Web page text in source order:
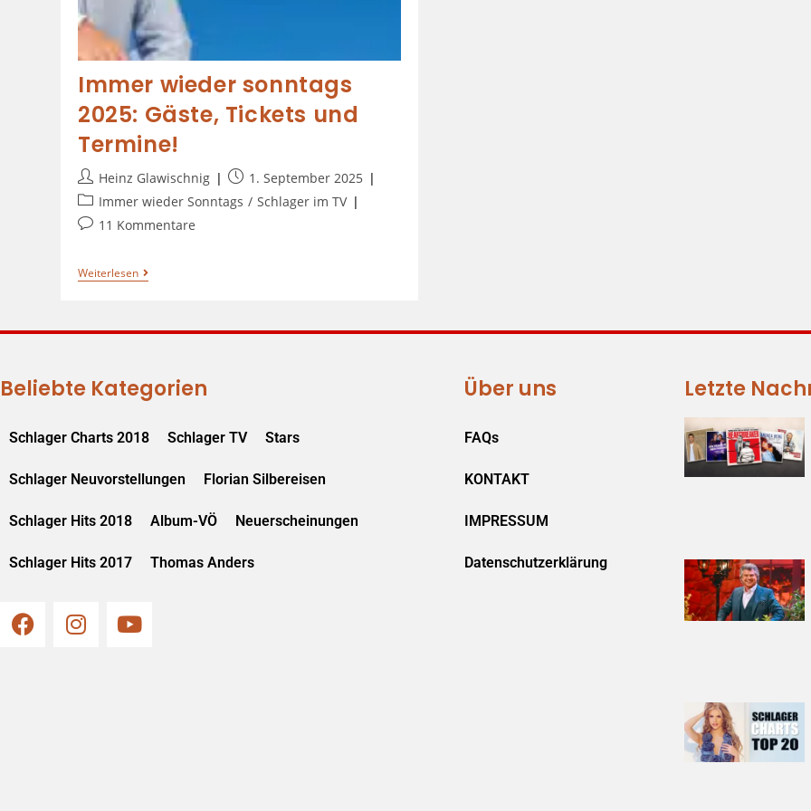
Immer wieder sonntags
2025: Gäste, Tickets und
Termine!
Heinz Glawischnig
1. September 2025
Immer wieder Sonntags / Schlager im TV
11 Kommentare
Weiterlesen
Beliebte Kategorien
Schlager Charts 2018 Schlager TV Stars
Schlager Neuvorstellungen Florian Silbereisen
Schlager Hits 2018 Album-VÖ Neuerscheinungen
Schlager Hits 2017 Thomas Anders
Über uns
FAQs
KONTAKT
IMPRESSUM
Datenschutzerklärung
Letzte